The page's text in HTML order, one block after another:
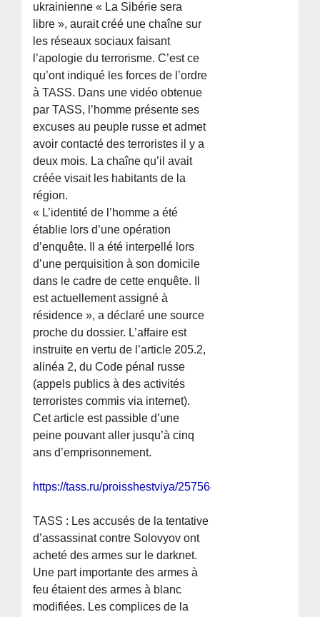
ukrainienne « La Sibérie sera
libre », aurait créé une chaîne sur
les réseaux sociaux faisant
l’apologie du terrorisme. C’est ce
qu’ont indiqué les forces de l’ordre
à TASS. Dans une vidéo obtenue
par TASS, l’homme présente ses
excuses au peuple russe et admet
avoir contacté des terroristes il y a
deux mois. La chaîne qu’il avait
créée visait les habitants de la
région.
« L’identité de l’homme a été
établie lors d’une opération
d’enquête. Il a été interpellé lors
d’une perquisition à son domicile
dans le cadre de cette enquête. Il
est actuellement assigné à
résidence », a déclaré une source
proche du dossier. L’affaire est
instruite en vertu de l’article 205.2,
alinéa 2, du Code pénal russe
(appels publics à des activités
terroristes commis via internet).
Cet article est passible d’une
peine pouvant aller jusqu’à cinq
ans d’emprisonnement.
https://tass.ru/proisshestviya/25756425
TASS : Les accusés de la tentative
d’assassinat contre Solovyov ont
acheté des armes sur le darknet.
Une part importante des armes à
feu étaient des armes à blanc
modifiées. Les complices de la